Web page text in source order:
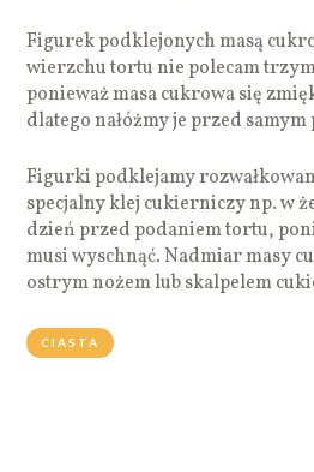
Figurek podklejonych masą
wierzchu tortu nie polecam
ponieważ masa cukrowa się
dlatego nałóżmy je przed
Figurki podklejamy
specjalny klej cukierniczy np. w
dzień przed podaniem tortu,
musi wyschnąć. Nadmiar masy
ostrym nożem lub skalpelem
CIASTA